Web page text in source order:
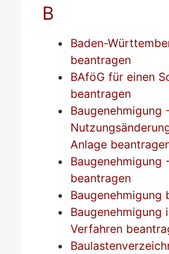
B
Baden-
beantragen
BAföG für einen
beantragen
Baugenehmigung
Anlage
Baugenehmigung
beantragen
Baugenehmigung
Baugenehmigung
Verfahren